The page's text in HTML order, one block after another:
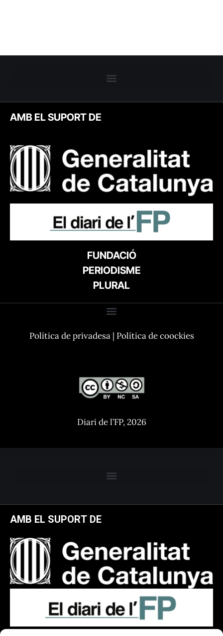
AMB EL SUPORT DE
FUNDACIÓ
PERIODISME
PLURAL
Política de privadesa| Política de coockies
Diari de l’FP, 2026
AMB EL SUPORT DE